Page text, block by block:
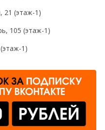
21 (этаж-1)
105 (этаж-1)
1)